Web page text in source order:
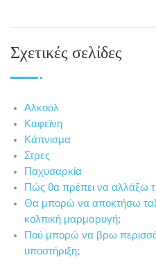
Σχετικές σελίδες
Αλκοόλ
Καφεϊνη
Κάπνισμα
Στρες
Παχυσαρκία
Πώς θα πρέπει να αλλάξω
Θα μπορώ να αποκτήσω
κολπική μαρμαρυγή;
Πού μπορώ να βρω
υποστήριξη;